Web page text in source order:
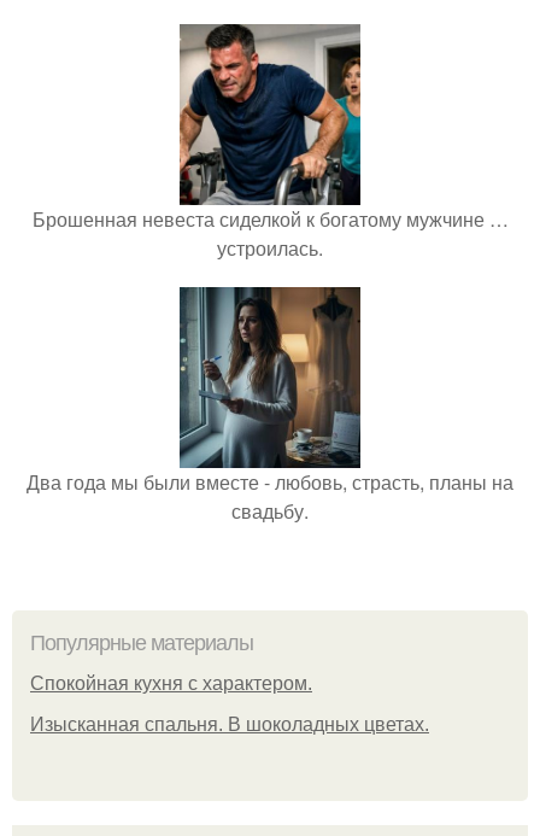
Брошенная невеста сиделкой к богатому мужчине …
устроилась.
Два года мы были вместе - любовь, страсть, планы на
свадьбу.
Популярные материалы
Спокойная кухня с характером.
Изысканная спальня. В шоколадных цветах.